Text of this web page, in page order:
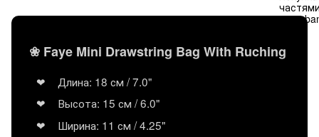
❀ Faye Mini Drawstring Bag With Ruching
Длина: 18 см / 7.0"
Высота: 15 см / 6.0"
Ширина: 11 см / 4.25"